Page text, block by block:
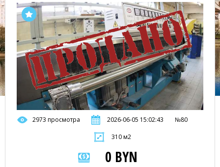
2973 просмотра 2026-06-05 15:02:43 №80
310 м2
0 BYN